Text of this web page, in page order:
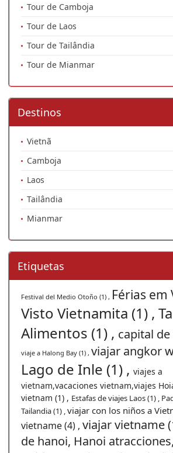
Tour de Camboja
Tour de Laos
Tour de Tailândia
Tour de Mianmar
Destinos
Vietnã
Camboja
Laos
Tailândia
Mianmar
Etiquetas
Festival del Medio Otoño (1) , Férias em
Visto Vietnamita (1) ,
Alimentos (1) , capital
viaje a Halong Bay (1) , viajar angkor
Lago de Inle (1) , viajes a
vietnam,vacaciones vietnam,viajes
vietnam (1) , Estafas de viajes Laos (1) ,
Tailandia (1) , viajar con los niños a
vietname (4) , viajar vietname
de hanoi, Hanoi